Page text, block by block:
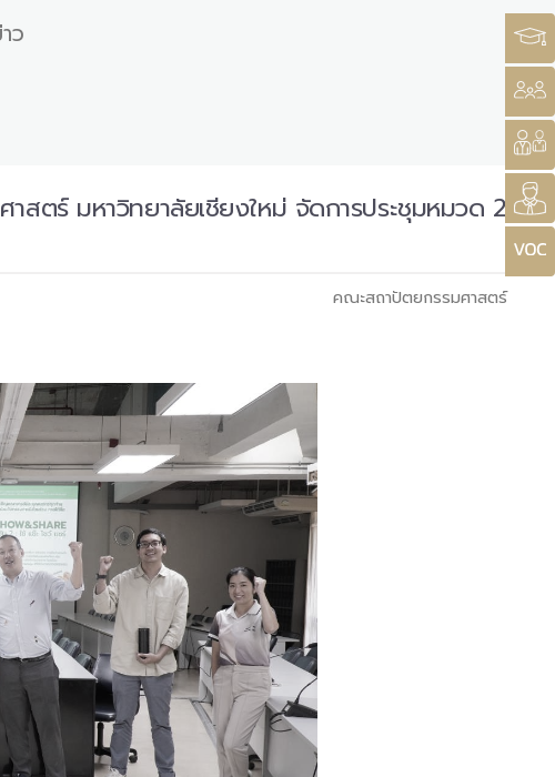
ว
สตร์ มหาวิทยาลัยเชียงใหม่ จัดการประชุมหมวด 2
คณะสถาปัตยกรรมศาสตร์